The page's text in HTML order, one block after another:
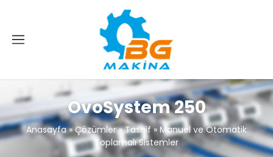
OvoSystem 250
Anasayfa»Çözümler»Tasnif» Manuel ve Otomatik
Toplamalı Sistemler